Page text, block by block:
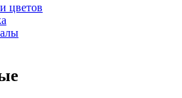
цветов